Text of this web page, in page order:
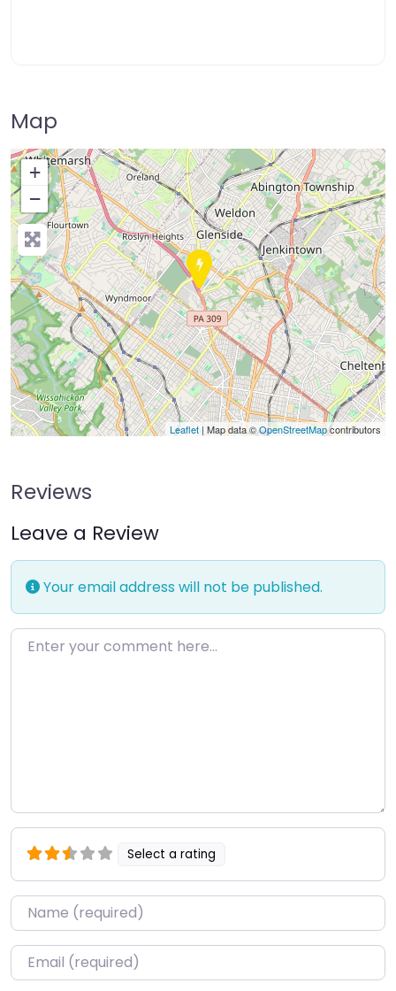
Map
+
−
Press Enter key to search
Leaflet| Map data ©OpenStreetMapcontributors
Reviews
Leave a Review
Your email address will not be published.
Enter your comment here…
Select a rating
Name*
Email*